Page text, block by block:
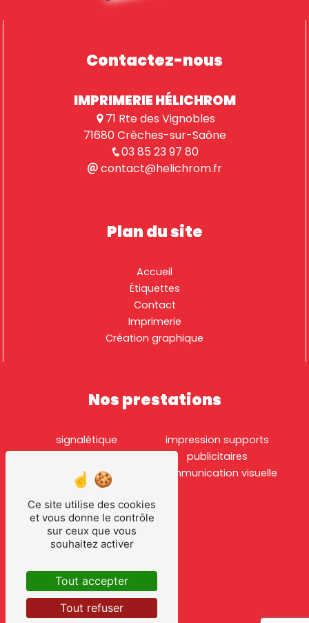
Contactez-nous
IMPRIMERIE HÉLICHROM
71 Rte des Vignobles
71680 Crêches-sur-Saône
03 85 23 97 80
contact@helichrom.fr
Plan du site
Accueil
Étiquettes
Contact
Imprimerie
Création graphique
Nos prestations
signalétique
création logo
étiquette bouteille
de vin
impression
étiquette
graphique
étiquettes
adhésives
impression supports
publicitaires
communication visuelle
Ce site utilise des cookies
et vous donne le contrôle
sur ceux que vous
souhaitez activer
Tout accepter
Tout refuser